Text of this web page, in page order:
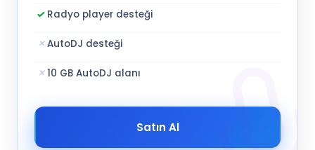
Radyo player desteği
AutoDJ desteği
10 GB AutoDJ alanı
Satın Al